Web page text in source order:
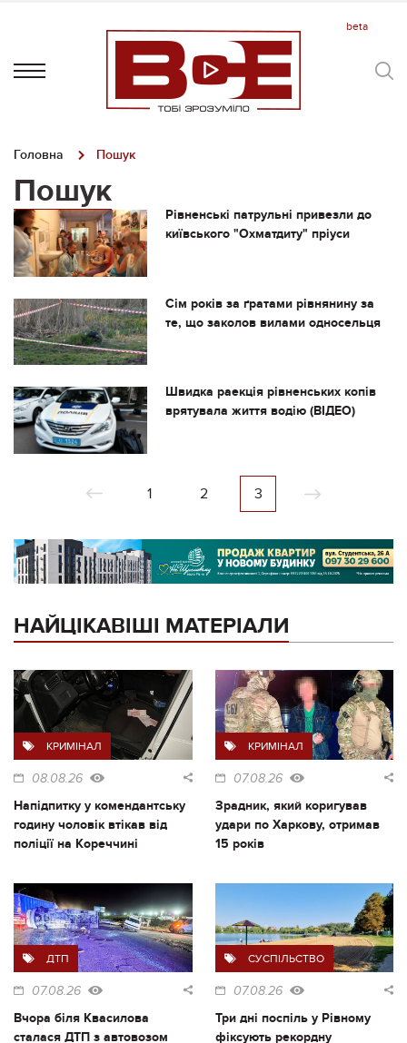
Головна Пошук
Пошук
Рівненські патрульні привезли до
київського "Охматдиту" пріуси
Сім років за ґратами рівнянину за
те, що заколов вилами односельця
Швидка раекція рівненських копів
врятувала життя водію (ВІДЕО)
1 2 3
НАЙЦІКАВІШІ МАТЕРІАЛИ
КРИМІНАЛ
08.08.26
Напідпитку у комендантську
годину чоловік втікав від
поліції на Кореччині
КРИМІНАЛ
07.08.26
Зрадник, який коригував
удари по Харкову, отримав
15 років
ДТП
07.08.26
Вчора біля Квасилова
сталася ДТП з автовозом
СУСПІЛЬСТВО
07.08.26
Три дні поспіль у Рівному
фіксують рекордну